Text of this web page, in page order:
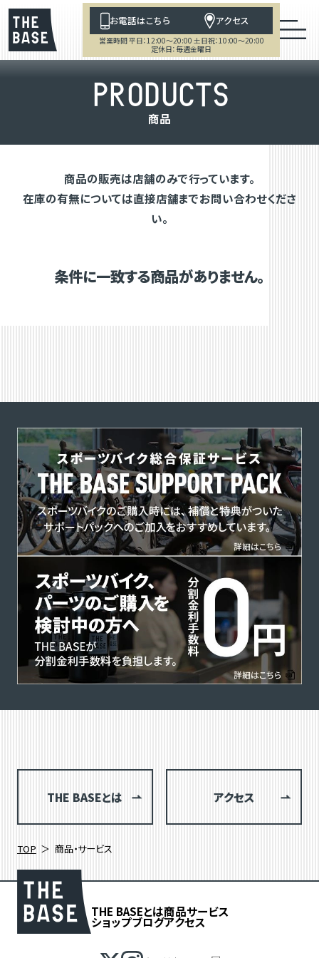
お電話はこちら アクセス
営業時間 平日：12:00～20:00 土日祝：10:00～20:00
定休日：毎週金曜日
PRODUCTS
商品
商品の販売は店舗のみで行っています。
在庫の有無については直接店舗までお問い合わせくださ
い。
条件に一致する商品がありません。
THE BASEとは アクセス
TOP 商品・サービス
THE BASEとは商品サービス
ショップブログアクセス